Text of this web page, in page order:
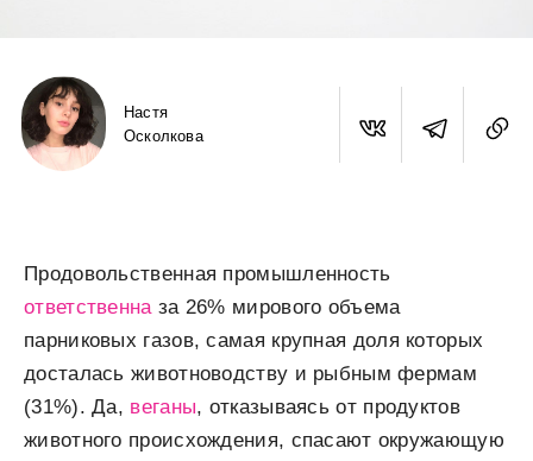
Настя
Осколкова
Продовольственная промышленность
ответственназа 26% мирового объема
парниковых газов, самая крупная доля которых
досталась животноводству и рыбным фермам
(31%). Да, веганы, отказываясь от продуктов
животного происхождения, спасают окружающую